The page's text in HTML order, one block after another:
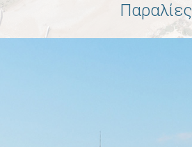
Παραλίες